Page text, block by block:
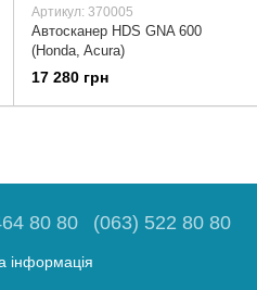
Артикул: 370005
Автосканер HDS GNA 600
(Honda, Acura)
17 280 грн
80 80 (063) 522 80 80
інформація